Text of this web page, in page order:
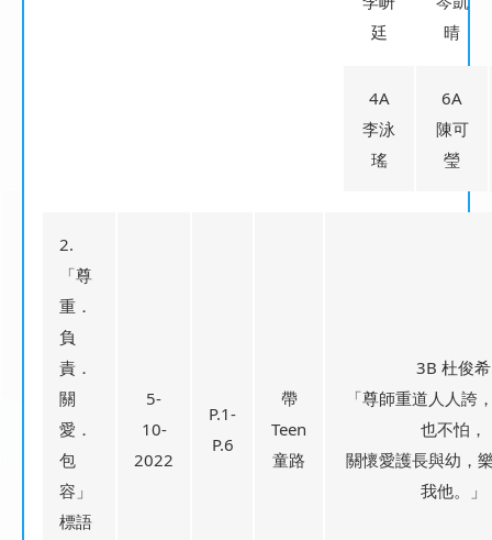
廷
晴
4A
李泳
瑤
6A
陳可
瑩
2.
「尊
重．
負
責．
關
愛．
包
容」
標語
5-
10-
2022
P.1-
P.6
帶
Teen
童路
3B 杜俊希
「尊師重道人人誇
也不怕，
關懷愛護長與幼，
我他。」